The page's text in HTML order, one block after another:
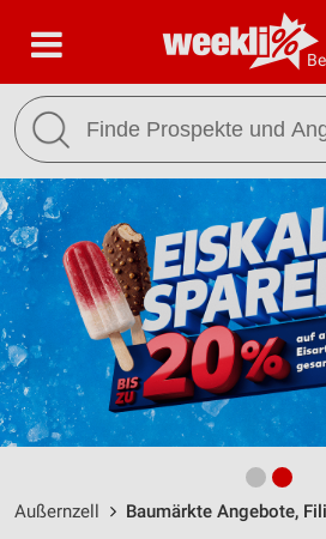
Außernzell Baumärkte Angebote,